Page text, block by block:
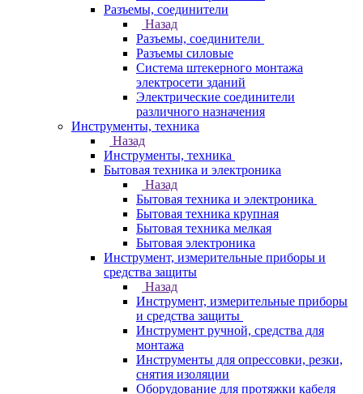
Разъемы, соединители
Назад
Разъемы, соединители
Разъемы силовые
Система штекерного монтажа
электросети зданий
Электрические соединители
различного назначения
Инструменты, техника
Назад
Инструменты, техника
Бытовая техника и электроника
Назад
Бытовая техника и электроника
Бытовая техника крупная
Бытовая техника мелкая
Бытовая электроника
Инструмент, измерительные приборы и
средства защиты
Назад
Инструмент, измерительные приборы
и средства защиты
Инструмент ручной, средства для
монтажа
Инструменты для опрессовки, резки,
снятия изоляции
Оборудование для протяжки кабеля